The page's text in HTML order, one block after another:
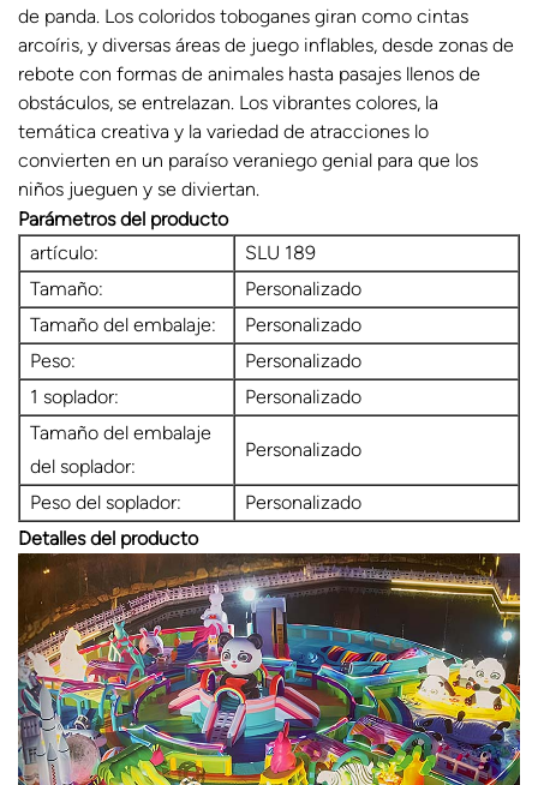
de panda. Los coloridos toboganes giran como cintas
arcoíris, y diversas áreas de juego inflables, desde zonas de
rebote con formas de animales hasta pasajes llenos de
obstáculos, se entrelazan. Los vibrantes colores, la
temática creativa y la variedad de atracciones lo
convierten en un paraíso veraniego genial para que los
niños jueguen y se diviertan.
Parámetros del producto
artículo:
SLU 189
Tamaño:
Personalizado
Tamaño del embalaje:
Personalizado
Peso:
Personalizado
1 soplador:
Personalizado
Tamaño del embalaje
del soplador:
Personalizado
Peso del soplador:
Personalizado
Detalles del producto